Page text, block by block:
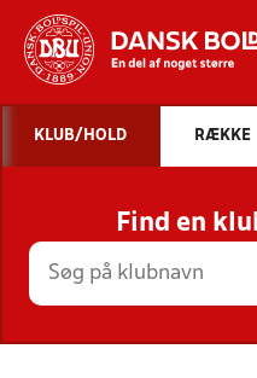
STILLINGER,
KLUB/HOLD RÆKKE
Find en